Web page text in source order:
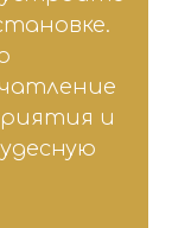
и